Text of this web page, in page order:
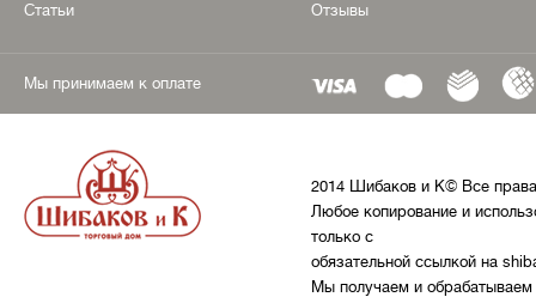
Статьи
Отзывы
Мы принимаем к оплате
2014 Шибаков и К© Все
Любое копирование и
только с
обязательной ссылкой на
Мы получаем и обрабатываем